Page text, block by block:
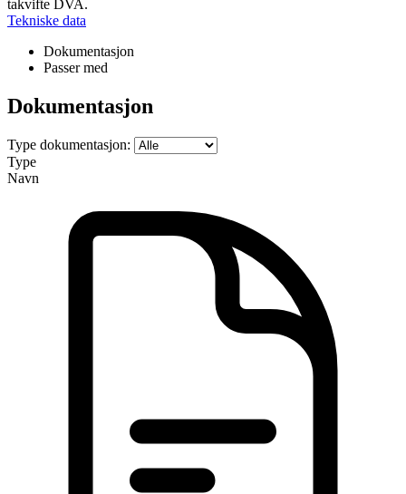
takvifte DVA.
Tekniske data
Dokumentasjon
Passer med
Dokumentasjon
Type dokumentasjon:
Type
Navn